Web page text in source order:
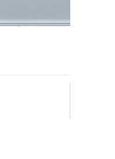
a thumbnail will change
comprar. Última